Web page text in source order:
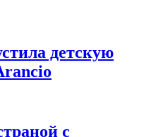
детскую
с